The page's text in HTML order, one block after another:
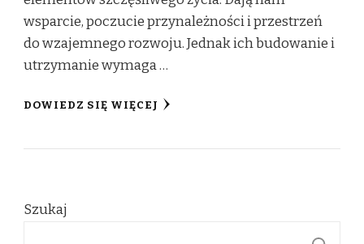
wsparcie, poczucie przynależności i przestrzeń
do wzajemnego rozwoju. Jednak ich budowanie i
utrzymanie wymaga …
DOWIEDZ SIĘ WIĘCEJ
Szukaj